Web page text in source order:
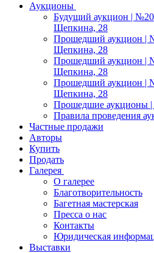
Аукционы
Будущий аукцион |
Щепкина, 28
Прошедший аукцион |
Щепкина, 28
Прошедший аукцион |
Щепкина, 28
Прошедший аукцион |
Щепкина, 28
Прошедшие аукционы
Правила проведения
Частные продажи
Авторы
Купить
Продать
Галерея
О галерее
Благотворительность
Багетная мастерская
Пресса о нас
Контакты
Юридическая
Выставки